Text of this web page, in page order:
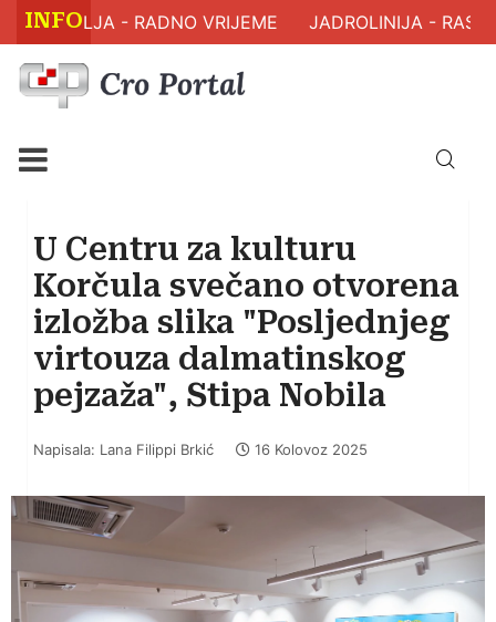
INFO
ZDRAVLJA - RADNO VRIJEME JADROLINIJA -
U Centru za kulturu
Korčula svečano otvorena
izložba slika "Posljednjeg
virtouza dalmatinskog
pejzaža", Stipa Nobila
Napisala: Lana Filippi Brkić 16 Kolovoz 2025